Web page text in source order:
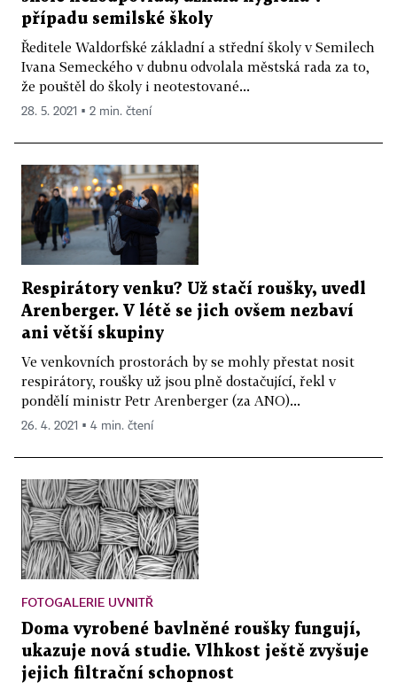
případu semilské školy
Ředitele Waldorfské základní a střední školy v Semilech
Ivana Semeckého v dubnu odvolala městská rada za to,
že pouštěl do školy i neotestované...
28. 5. 2021 ▪ 2 min. čtení
Respirátory venku? Už stačí roušky, uvedl
Arenberger. V létě se jich ovšem nezbaví
ani větší skupiny
Ve venkovních prostorách by se mohly přestat nosit
respirátory, roušky už jsou plně dostačující, řekl v
pondělí ministr Petr Arenberger (za ANO)...
26. 4. 2021 ▪ 4 min. čtení
FOTOGALERIE UVNITŘ
Doma vyrobené bavlněné roušky fungují,
ukazuje nová studie. Vlhkost ještě zvyšuje
jejich filtrační schopnost